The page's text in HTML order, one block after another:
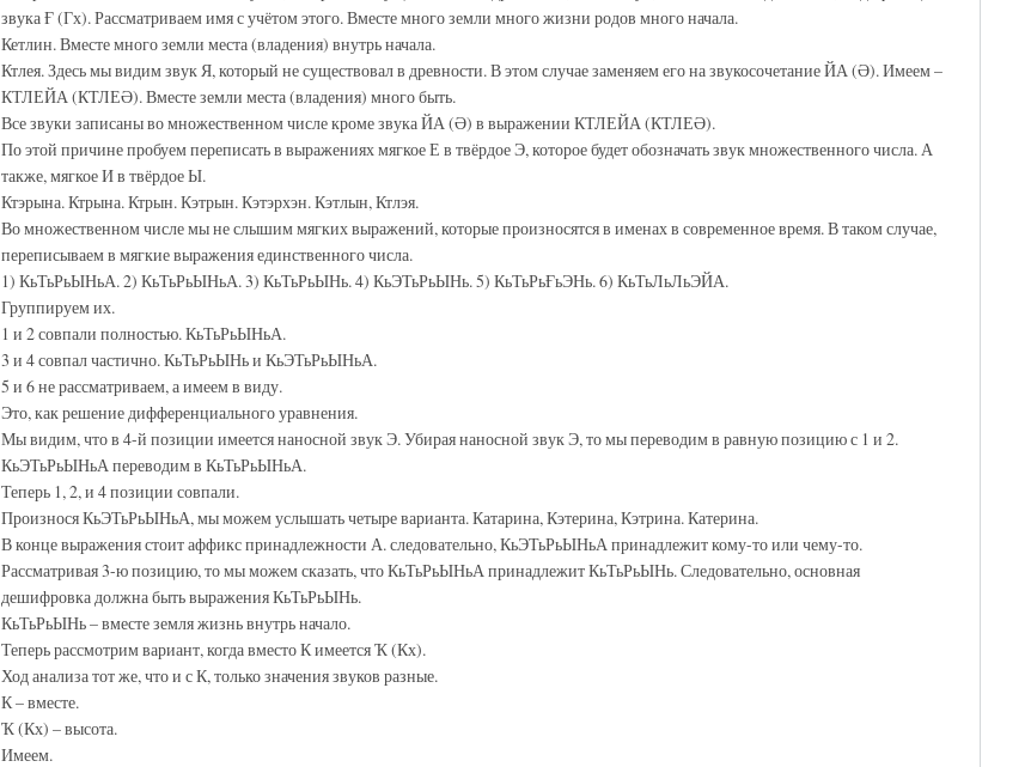
звука Ғ (Гх). Рассматриваем имя с учётом этого. Вместе много земли много жизни родов много начала.
Кетлин. Вместе много земли места (владения) внутрь начала.
Ктлея. Здесь мы видим звук Я, который не существовал в древности. В этом случае заменяем его на звукосочетание ЙА (Ә). Имеем –
КТЛЕЙА (КТЛЕӘ). Вместе земли места (владения) много быть.
Все звуки записаны во множественном числе кроме звука ЙА (Ә) в выражении КТЛЕЙА (КТЛЕӘ).
По этой причине пробуем переписать в выражениях мягкое Е в твёрдое Э, которое будет обозначать звук множественного числа. А
также, мягкое И в твёрдое Ы.
Ктэрына. Ктрына. Ктрын. Кэтрын. Кэтэрхэн. Кэтлын, Ктлэя.
Во множественном числе мы не слышим мягких выражений, которые произносятся в именах в современное время. В таком случае,
переписываем в мягкие выражения единственного числа.
1) КьТьРьЫНьА. 2) КьТьРьЫНьА. 3) КьТьРьЫНь. 4) КьЭТьРьЫНь. 5) КьТьРьҒьЭНь. 6) КьТьЛьЛьЭЙА.
Группируем их.
1 и 2 совпали полностью. КьТьРьЫНьА.
3 и 4 совпал частично. КьТьРьЫНь и КьЭТьРьЫНьА.
5 и 6 не рассматриваем, а имеем в виду.
Это, как решение дифференциального уравнения.
Мы видим, что в 4-й позиции имеется наносной звук Э. Убирая наносной звук Э, то мы переводим в равную позицию с 1 и 2.
КьЭТьРьЫНьА переводим в КьТьРьЫНьА.
Теперь 1, 2, и 4 позиции совпали.
Произнося КьЭТьРьЫНьА, мы можем услышать четыре варианта. Катарина, Кэтерина, Кэтрина. Катерина.
В конце выражения стоит аффикс принадлежности А. следовательно, КьЭТьРьЫНьА принадлежит кому-то или чему-то.
Рассматривая 3-ю позицию, то мы можем сказать, что КьТьРьЫНьА принадлежит КьТьРьЫНь. Следовательно, основная
дешифровка должна быть выражения КьТьРьЫНь.
КьТьРьЫНь – вместе земля жизнь внутрь начало.
Теперь рассмотрим вариант, когда вместо К имеется Ҡ (Кх).
Ход анализа тот же, что и с К, только значения звуков разные.
К – вместе.
Ҡ (Кх) – высота.
Имеем.